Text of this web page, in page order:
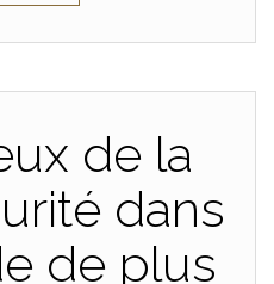
de la
dans
de plus